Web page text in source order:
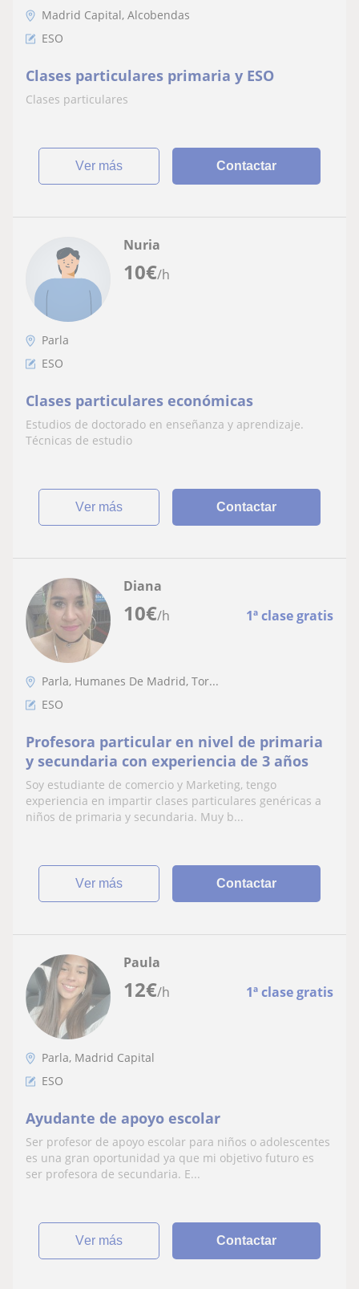
Madrid Capital, Alcobendas
ESO
Clases particulares primaria y ESO
Clases particulares
ver más Contactar
10€/h
Nuria
Parla
ESO
Clases particulares económicas
Estudios de doctorado en enseñanza y aprendizaje.
Técnicas de estudio
ver más Contactar
10€/h 1ª clase gratis
Diana
Parla, Humanes De Madrid, Tor...
ESO
Profesora particular en nivel de primaria
y secundaria con experiencia de 3 años
Soy estudiante de comercio y Marketing, tengo
experiencia en impartir clases particulares genéricas a
niños de primaria y secundaria. Muy b...
ver más Contactar
12€/h 1ª clase gratis
Paula
Parla, Madrid Capital
ESO
Ayudante de apoyo escolar
Ser profesor de apoyo escolar para niños o adolescentes
es una gran oportunidad ya que mi objetivo futuro es
ser profesora de secundaria. E...
ver más Contactar